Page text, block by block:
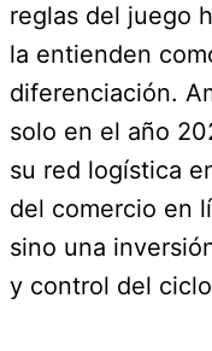
reglas del juego
la entienden
diferenciación.
solo en el año
su red logística
del comercio en
sino una
y control del